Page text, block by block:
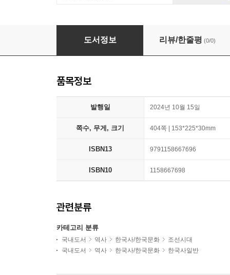
장돌뱅이의 조직과 기록 : 창녕·고령 편
도서정보 리뷰/한줄평 (0/0)
품목정보
발행일 2024년 10월 15일
쪽수, 무게, 크기 404쪽 | 153*225*30mm
ISBN13 9791158667696
ISBN10 1158667698
관련분류
카테고리 분류
국내도서 역사 한국사/한국문화
조선시대
국내도서
역사 한국사/한국문화 한국사일반